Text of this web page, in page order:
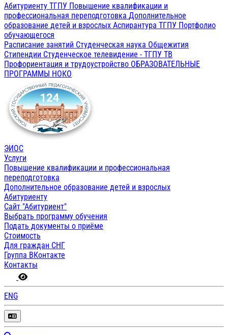
Абитуриенту ТГПУ Повышение квалификации и
профессиональная переподготовка Дополнительное
образование детей и взрослых Аспирантура ТГПУ Портфолио
обучающегося
Расписание занятий Студенческая наука Общежития
Стипендии Студенческое телевидение - ТГПУ ТВ
Профориентация и трудоустройство ОБРАЗОВАТЕЛЬНЫЕ
ПРОГРАММЫ НОКО
ЭИОС
Услуги
Повышение квалификации и профессиональная
переподготовка
Дополнительное образование детей и взрослых
Абитуриенту
Сайт "Абитуриент"
Выбрать программу обучения
Подать документы о приёме
Стоимость
Для граждан СНГ
Группа ВКонтакте
Контакты
ENG